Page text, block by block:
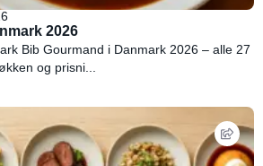
2026
Bib Gourmand i Danmark 2026 – alle 27
og prisni...